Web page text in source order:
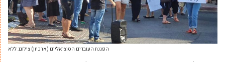
הפגנת העובדים הסוציאליים (ארכיון) צילום: ללא